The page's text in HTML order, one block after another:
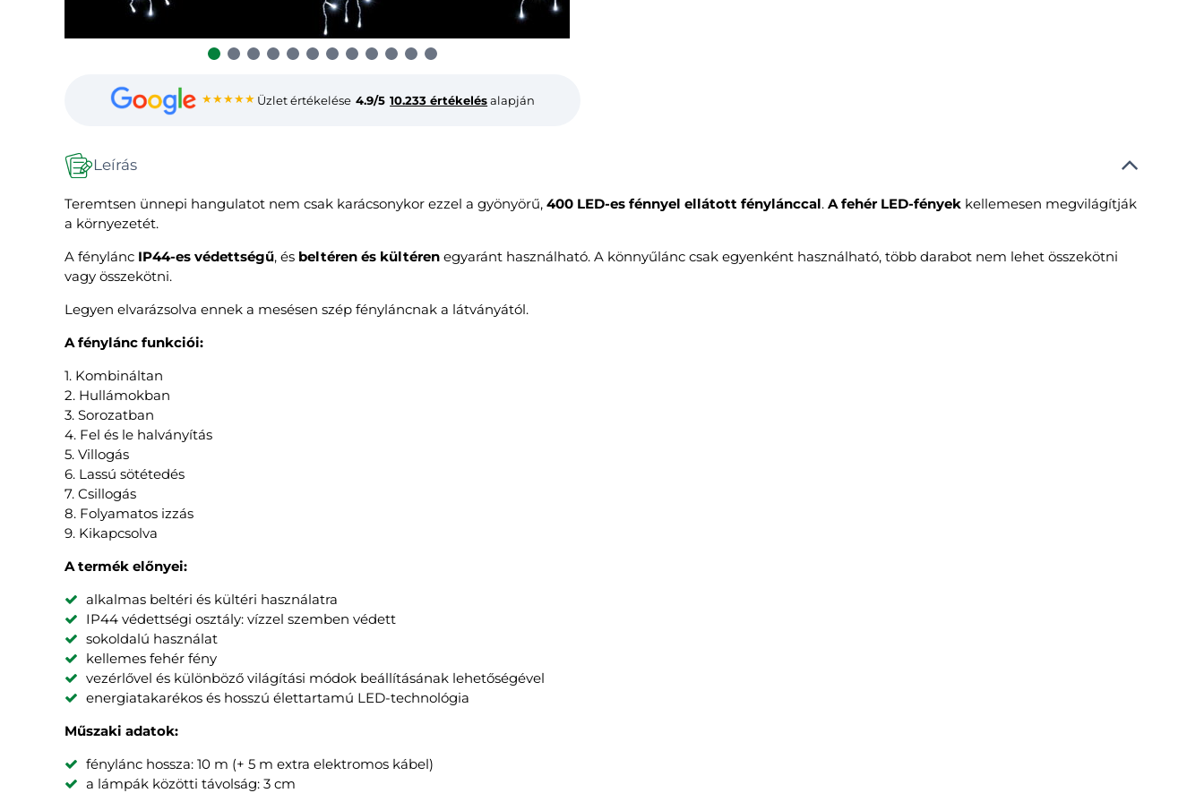
★★★★★ Üzlet értékelése 4.9/5 10.233 értékelésalapján
Leírás
Teremtsen ünnepi hangulatot nem csak karácsonykor ezzel a gyönyörű, 400 LED-es fénnyel ellátott fénylánccal. A fehér LED-fények kellemesen megvilágítják
a környezetét.
A fénylánc IP44-es védettségű, és beltéren és kültéren egyaránt használható. A könnyűlánc csak egyenként használható, több darabot nem lehet összekötni
vagy összekötni.
Legyen elvarázsolva ennek a mesésen szép fényláncnak a látványától.
A fénylánc funkciói:
1. Kombináltan
2. Hullámokban
3. Sorozatban
4. Fel és le halványítás
5. Villogás
6. Lassú sötétedés
7. Csillogás
8. Folyamatos izzás
9. Kikapcsolva
A termék előnyei:
alkalmas beltéri és kültéri használatra
IP44 védettségi osztály: vízzel szemben védett
sokoldalú használat
kellemes fehér fény
vezérlővel és különböző világítási módok beállításának lehetőségével
energiatakarékos és hosszú élettartamú LED-technológia
Műszaki adatok:
fénylánc hossza: 10 m (+ 5 m extra elektromos kábel)
a lámpák közötti távolság: 3 cm